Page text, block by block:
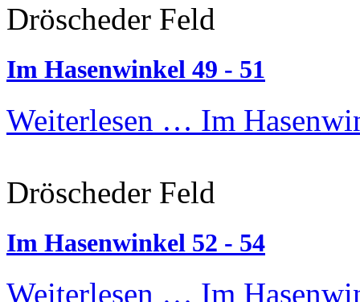
Dröscheder Feld
Im Hasenwinkel 49 - 51
Weiterlesen … Im
Dröscheder Feld
Im Hasenwinkel 52 - 54
Weiterlesen … Im